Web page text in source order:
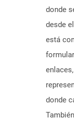
donde
desde
está
donde